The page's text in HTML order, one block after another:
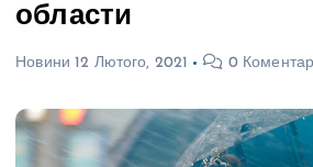
области
Новини 12 Лютого, 2021 0